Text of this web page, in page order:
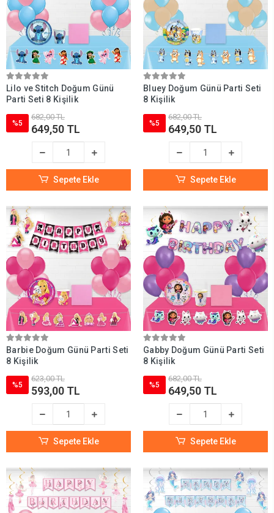
Lilo ve Stitch Doğum Günü
Parti Seti 8 Kişilik
%5
682,00 TL
649,50 TL
Sepete Ekle
Bluey Doğum Günü Parti Seti
8 Kişilik
%5
682,00 TL
649,50 TL
Sepete Ekle
Barbie Doğum Günü Parti Seti
8 Kişilik
%5
623,00 TL
593,00 TL
Sepete Ekle
Gabby Doğum Günü Parti Seti
8 Kişilik
%5
682,00 TL
649,50 TL
Sepete Ekle